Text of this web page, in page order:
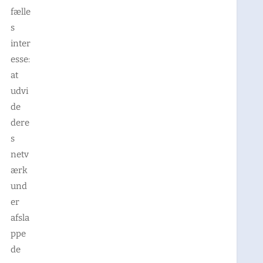
fælle
s
inter
esse:
at
udvi
de
dere
s
netv
ærk
und
er
afsla
ppe
de